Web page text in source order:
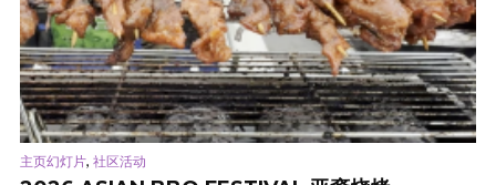
主页幻灯片, 社区活动